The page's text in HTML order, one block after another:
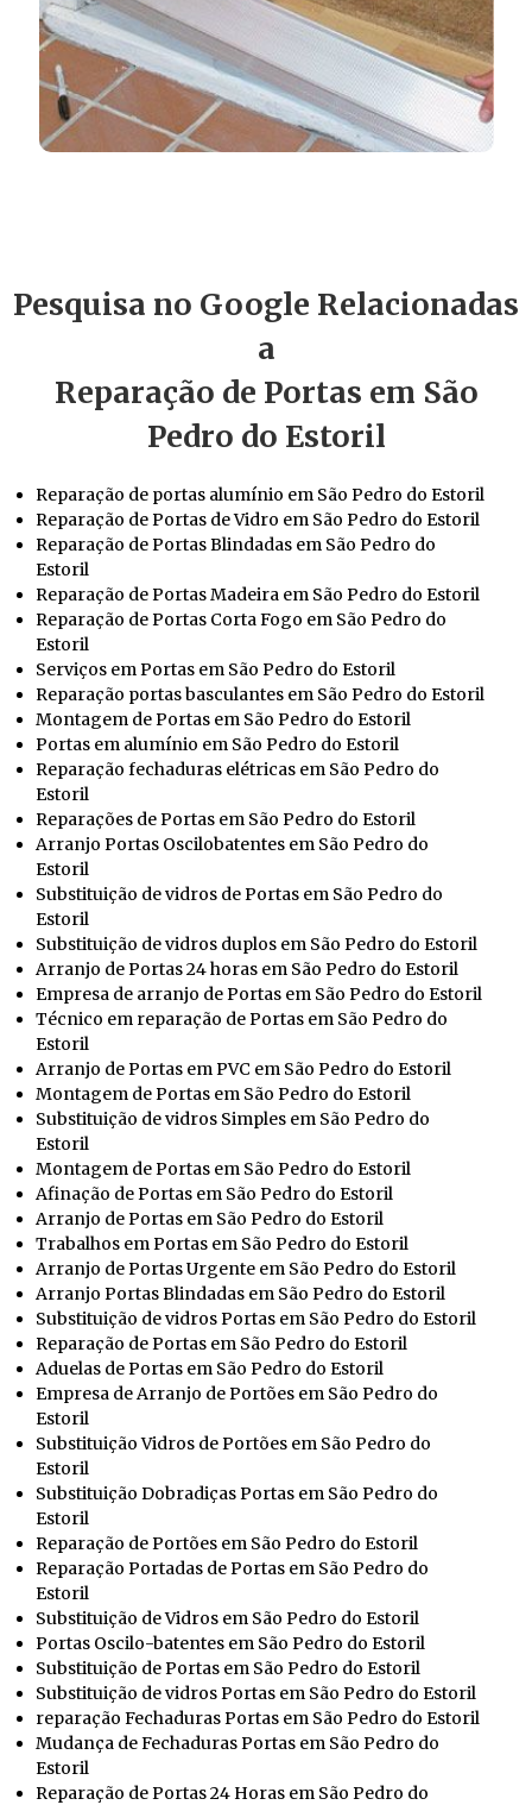
Pesquisa no Google Relacionadas
a
Reparação de Portas em São
Pedro do Estoril
Reparação de portas alumínio em São Pedro do Estoril
Reparação de Portas de Vidro em São Pedro do Estoril
Reparação de Portas Blindadas em São Pedro do
Estoril
Reparação de Portas Madeira em São Pedro do Estoril
Reparação de Portas Corta Fogo em São Pedro do
Estoril
Serviços em Portas em São Pedro do Estoril
Reparação portas basculantes em São Pedro do Estoril
Montagem de Portas em São Pedro do Estoril
Portas em alumínio em São Pedro do Estoril
Reparação fechaduras elétricas em São Pedro do
Estoril
Reparações de Portas em São Pedro do Estoril
Arranjo Portas Oscilobatentes em São Pedro do
Estoril
Substituição de vidros de Portas em São Pedro do
Estoril
Substituição de vidros duplos em São Pedro do Estoril
Arranjo de Portas 24 horas em São Pedro do Estoril
Empresa de arranjo de Portas em São Pedro do Estoril
Técnico em reparação de Portas em São Pedro do
Estoril
Arranjo de Portas em PVC em São Pedro do Estoril
Montagem de Portas em São Pedro do Estoril
Substituição de vidros Simples em São Pedro do
Estoril
Montagem de Portas em São Pedro do Estoril
Afinação de Portas em São Pedro do Estoril
Arranjo de Portas em São Pedro do Estoril
Trabalhos em Portas em São Pedro do Estoril
Arranjo de Portas Urgente em São Pedro do Estoril
Arranjo Portas Blindadas em São Pedro do Estoril
Substituição de vidros Portas em São Pedro do Estoril
Reparação de Portas em São Pedro do Estoril
Aduelas de Portas em São Pedro do Estoril
Empresa de Arranjo de Portões em São Pedro do
Estoril
Substituição Vidros de Portões em São Pedro do
Estoril
Substituição Dobradiças Portas em São Pedro do
Estoril
Reparação de Portões em São Pedro do Estoril
Reparação Portadas de Portas em São Pedro do
Estoril
Substituição de Vidros em São Pedro do Estoril
Portas Oscilo-batentes em São Pedro do Estoril
Substituição de Portas em São Pedro do Estoril
Substituição de vidros Portas em São Pedro do Estoril
reparação Fechaduras Portas em São Pedro do Estoril
Mudança de Fechaduras Portas em São Pedro do
Estoril
Reparação de Portas 24 Horas em São Pedro do